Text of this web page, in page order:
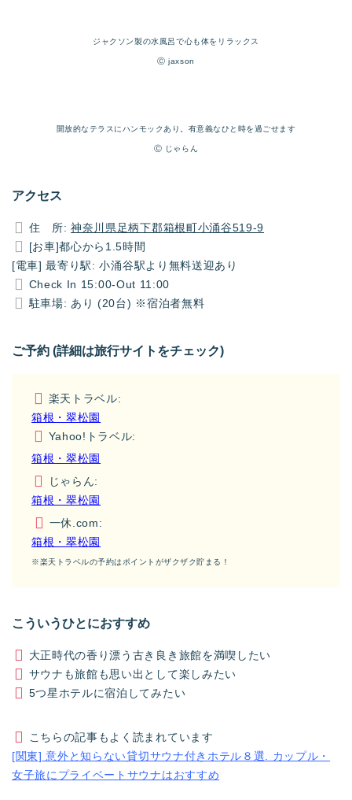
ジャクソン製の水風呂で心も体をリラックス
Ⓒ jaxson
開放的なテラスにハンモックあり。有意義なひと時を過ごせます
Ⓒ じゃらん
アクセス
住 所:神奈川県足柄下郡箱根町小涌谷519-9
[お車]都心から1.5時間
[電車] 最寄り駅: 小涌谷駅より無料送迎あり
Check In 15:00-Out 11:00
駐車場: あり (20台) ※宿泊者無料
ご予約 (詳細は旅行サイトをチェック)
楽天トラベル:
箱根・翠松園
Yahoo!トラベル:
箱根・翠松園
じゃらん:
箱根・翠松園
一休.com:
箱根・翠松園
※楽天トラベルの予約はポイントがザクザク貯まる！
こういうひとにおすすめ
大正時代の香り漂う古き良き旅館を満喫したい
サウナも旅館も思い出として楽しみたい
5つ星ホテルに宿泊してみたい
こちらの記事もよく読まれています
[関東] 意外と知らない貸切サウナ付きホテル８選. カップル・
女子旅にプライベートサウナはおすすめ